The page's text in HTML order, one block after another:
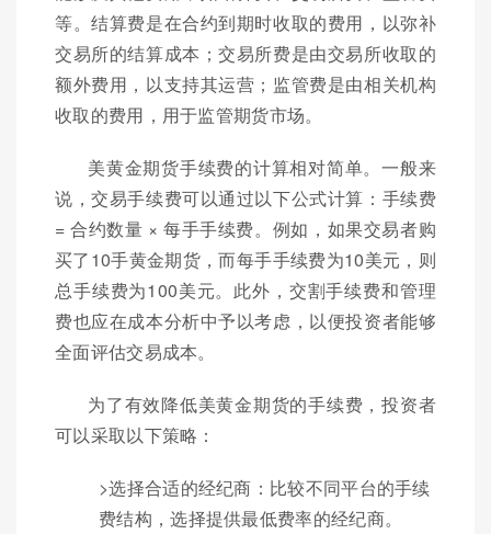
等。结算费是在合约到期时收取的费用，以弥补
交易所的结算成本；交易所费是由交易所收取的
额外费用，以支持其运营；监管费是由相关机构
收取的费用，用于监管期货市场。
美黄金期货手续费的计算相对简单。一般来
说，交易手续费可以通过以下公式计算：手续费
= 合约数量 × 每手手续费。例如，如果交易者购
买了10手黄金期货，而每手手续费为10美元，则
总手续费为100美元。此外，交割手续费和管理
费也应在成本分析中予以考虑，以便投资者能够
全面评估交易成本。
为了有效降低美黄金期货的手续费，投资者
可以采取以下策略：
>选择合适的经纪商：比较不同平台的手续
费结构，选择提供最低费率的经纪商。